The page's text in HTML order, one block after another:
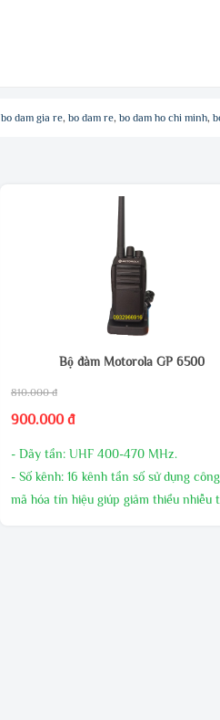
bo dam gia re, bo dam re, bo dam ho chi minh,
Bộ đàm Motorola GP 6500
810.000 đ
900.000 đ
- Dãy tần: UHF 400-470 MHz.
- Số kênh: 16 kênh tần số sử dụng
mã hóa tín hiệu giúp giảm thiểu nhiễu